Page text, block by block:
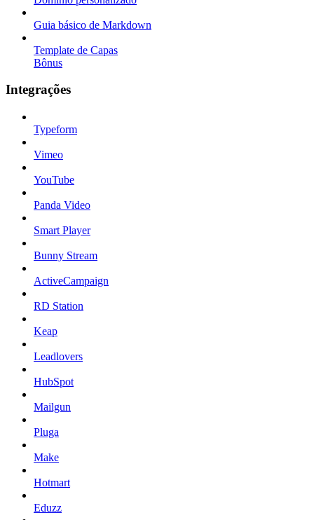
Guia básico de Markdown
Template de Capas
Bônus
Integrações
Typeform
Vimeo
YouTube
Panda Video
Smart Player
Bunny Stream
ActiveCampaign
RD Station
Keap
Leadlovers
HubSpot
Mailgun
Pluga
Make
Hotmart
Eduzz